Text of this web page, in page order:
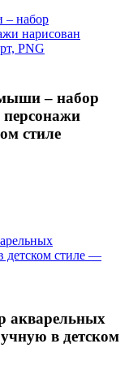
– набор
стиле
акварельных
в детском